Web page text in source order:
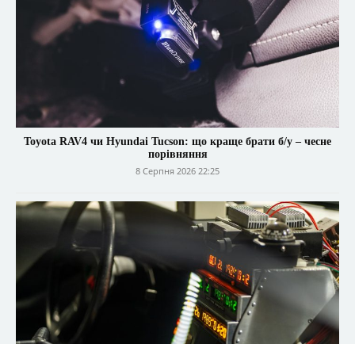
Toyota RAV4 чи Hyundai Tucson: що краще брати б/у – чесне
порівняння
8 Серпня 2026 22:25